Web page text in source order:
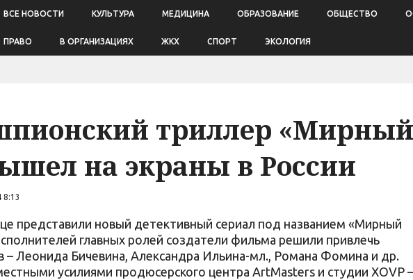
ВСЕ НОВОСТИ КУЛЬТУРА МЕДИЦИНА ОБРАЗОВАНИЕ ОБЩЕСТВО
ПРАВО В ОРГАНИЗАЦИЯХ ЖКХ СПОРТ ЭКОЛОГИЯ
триллер «Мирный
на экраны в России
8:13
представили новый детективный сериал под названием «Мирный
главных ролей создатели фильма решили привлечь
– Леонида Бичевина, Александра Ильина-мл., Романа Фомина и др.
усилиями продюсерского центра ArtMasters и студии XOVP –